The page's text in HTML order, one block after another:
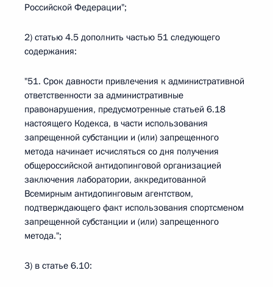
Российской Федерации";
2) статью 4.5 дополнить частью 51 следующего
содержания:
"51. Срок давности привлечения к административной
ответственности за административные
правонарушения, предусмотренные статьей 6.18
настоящего Кодекса, в части использования
запрещенной субстанции и (или) запрещенного
метода начинает исчисляться со дня получения
общероссийской антидопинговой организацией
заключения лаборатории, аккредитованной
Всемирным антидопинговым агентством,
подтверждающего факт использования спортсменом
запрещенной субстанции и (или) запрещенного
метода.";
3) в статье 6.10: